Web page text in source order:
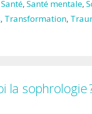
Santé, Santé mentale,
, Transformation,
la sophrologie